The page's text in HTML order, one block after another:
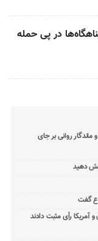
در پی حمله
روانی بر جای
دهید
گفت
و آمریکا رأی مثبت دادند